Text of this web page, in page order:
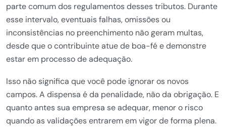
parte comum dos regulamentos desses tributos. Durante
esse intervalo, eventuais falhas, omissões ou
inconsistências no preenchimento não geram multas,
desde que o contribuinte atue de boa-fé e demonstre
estar em processo de adequação.
Isso não significa que você pode ignorar os novos
campos. A dispensa é da penalidade, não da obrigação. E
quanto antes sua empresa se adequar, menor o risco
quando as validações entrarem em vigor de forma plena.